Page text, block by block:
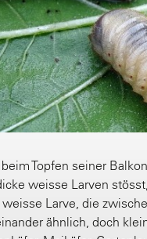
Topfen seiner
weisse Larven
Larve, die
ähnlich, doch